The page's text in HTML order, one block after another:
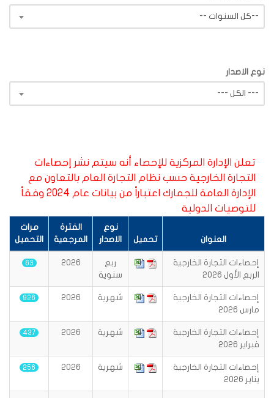
-- كل السنوات--
نوع الاصدار
--- الكل ---
تعلن الإدارة المركزية للإحصاء أنه سيتم نشر إحصاءات
التجارة الخارجية حسب نظام التجارة العام بالتعاون مع
الإدارة العامة للجمارك اعتباراً من بيانات عام 2024 وفقاً
للتوصيات الدولية
العنوان تحميل
نوع
الاصدار
الفترة
المرجعية
مرات
التحميل
إحصاءات التجارة الخارجية
الربع الأول 2026
ربع
سنوية
2026
63
إحصاءات التجارة الخارجية
مارس 2026
شهرية 2026
926
إحصاءات التجارة الخارجية
فبراير 2026
شهرية 2026
437
إحصاءات التجارة الخارجية
يناير 2026
شهرية 2026
256